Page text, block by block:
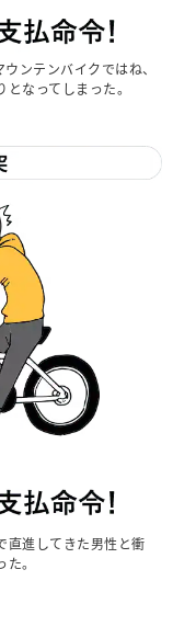
ンテンバイクではね、
なってしまった。
直進してきた男性と衝
。